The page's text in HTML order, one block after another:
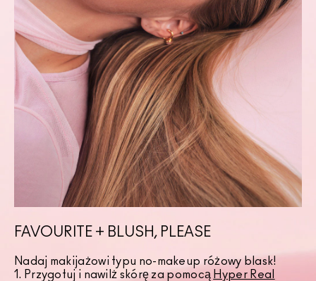
FAVOURITE + BLUSH, PLEASE
Nadaj makijażowi typu no-makeup różowy blask!
1. Przygotuj i nawilż skórę za pomocą Hyper Real